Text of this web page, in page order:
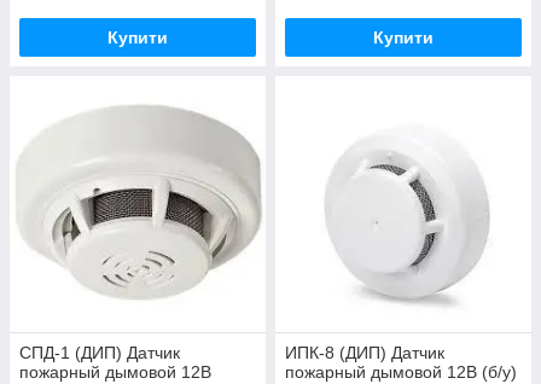
Купити Купити
CПД-1 (ДИП) Датчик
пожарный дымовой 12В
ИПК-8 (ДИП) Датчик
пожарный дымовой 12В (б/у)